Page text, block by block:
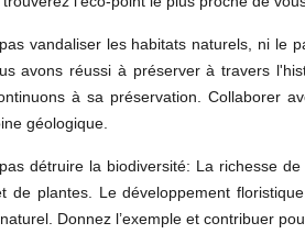
vandaliser les habitats naturels, ni le
avons réussi à préserver à travers
à sa préservation. Collaborer
géologique.
détruire la biodiversité: La richesse
de plantes. Le développement
Donnez l’exemple et contribuer